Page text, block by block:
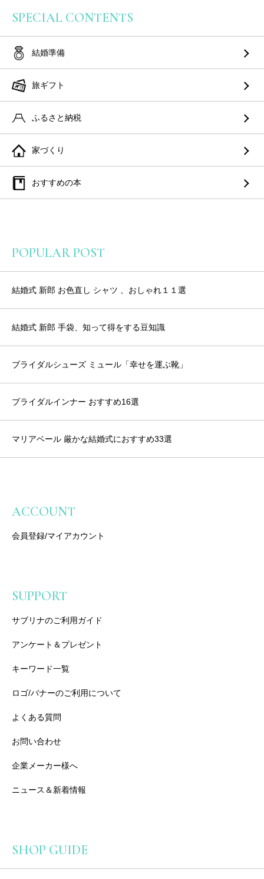
SPECIAL CONTENTS
結婚準備
旅ギフト
ふるさと納税
家づくり
おすすめの本
POPULAR POST
結婚式 新郎 お色直し シャツ 、おしゃれ１１選
結婚式 新郎 手袋、知って得をする豆知識
ブライダルシューズ ミュール「幸せを運ぶ靴」
ブライダルインナー おすすめ16選
マリアベール 厳かな結婚式におすすめ33選
ACCOUNT
会員登録/マイアカウント
SUPPORT
サブリナのご利用ガイド
アンケート＆プレゼント
キーワード一覧
ロゴ/バナーのご利用について
よくある質問
お問い合わせ
企業メーカー様へ
ニュース＆新着情報
SHOP GUIDE